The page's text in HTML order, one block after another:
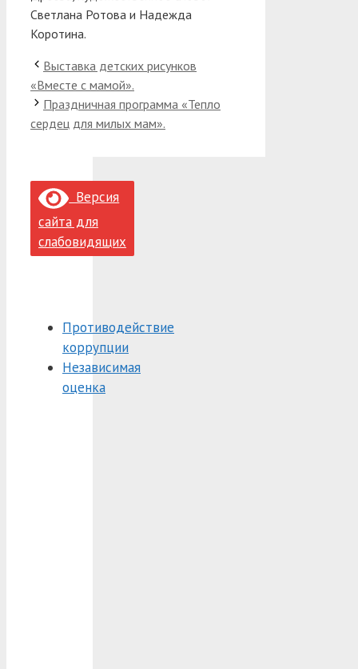
Светлана Ротова и Надежда
Коротина.
Выставка детских рисунков
«Вместе с мамой».
Праздничная программа «Тепло
сердец для милых мам».
Версия
сайта для
слабовидящих
Противодействие
коррупции
Независимая
оценка